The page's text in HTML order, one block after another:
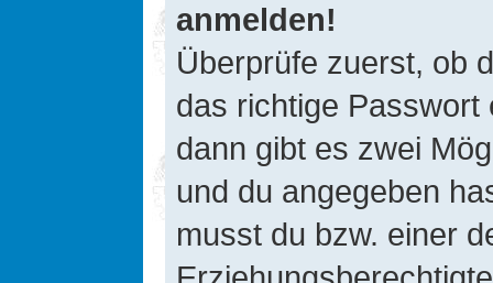
anmelden!
Überprüfe zuerst, ob
das richtige Passwort
dann gibt es zwei
und du angegeben
musst du bzw. einer